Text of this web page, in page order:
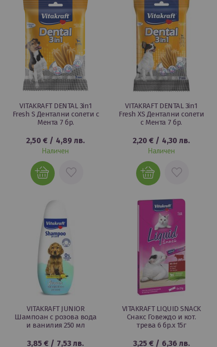
VITAKRAFT DENTAL 3in1
Fresh S Дентални солети с
Мента 7 бр.
2,50 € / 4,89 лв.
Наличен
ДОБАВИ
VITAKRAFT DENTAL 3in1
Fresh XS Дентални солети
с Мента 7 бр.
2,20 € / 4,30 лв.
Наличен
ДОБАВИ
ЛЮБИМИ
VITAKRAFT JUNIOR
Шампоан с розова вода
и ванилия 250 мл
3,85 € / 7,53 лв.
VITAKRAFT LIQUID SNACK
Снакс Говеждо и кот.
трева 6 бр.х 15г
3,25 €/ 6,36 лв.